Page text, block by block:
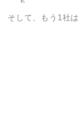
私
そして、もう1社は